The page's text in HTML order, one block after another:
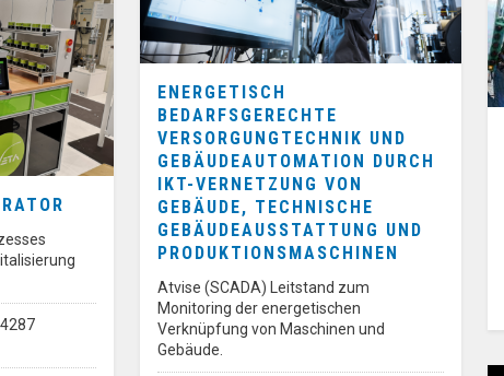
ENERGETISCH
BEDARFSGERECHTE
VERSORGUNGTECHNIK UND
GEBÄUDEAUTOMATION DURCH
IKT-VERNETZUNG VON
GEBÄUDE, TECHNISCHE
GEBÄUDEAUSSTATTUNG UND
PRODUKTIONSMASCHINEN
Atvise (SCADA) Leitstand zum
Monitoring der energetischen
Verknüpfung von Maschinen und
Gebäude.